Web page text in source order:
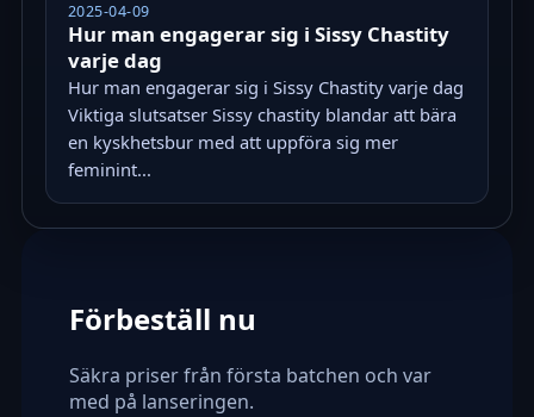
2025-04-09
Hur man engagerar sig i Sissy Chastity
varje dag
Hur man engagerar sig i Sissy Chastity varje dag
Viktiga slutsatser Sissy chastity blandar att bära
en kyskhetsbur med att uppföra sig mer
feminint...
Förbeställ nu
Säkra priser från första batchen och var
med på lanseringen.